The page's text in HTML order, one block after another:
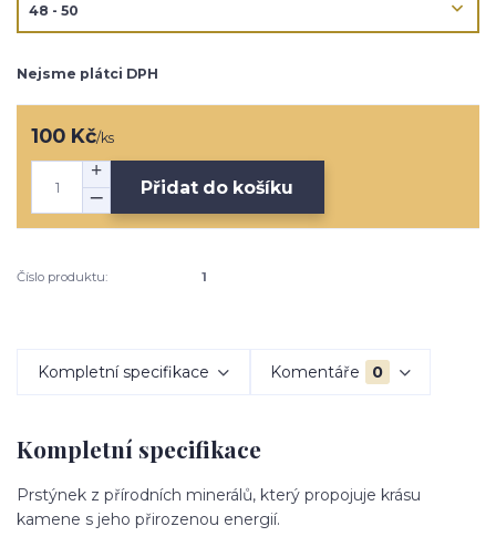
Nejsme plátci DPH
100 Kč/ks
Přidat do košíku
Číslo produktu: 1
Kompletní specifikace Komentáře 0
Kompletní specifikace
Prstýnek z přírodních minerálů, který propojuje krásu
kamene s jeho přirozenou energií.